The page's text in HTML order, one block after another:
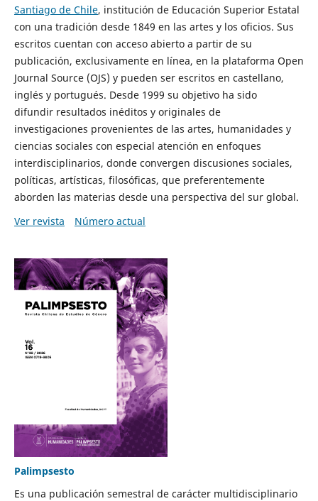
Santiago de Chile, institución de Educación Superior Estatal
con una tradición desde 1849 en las artes y los oficios. Sus
escritos cuentan con acceso abierto a partir de su
publicación, exclusivamente en línea, en la plataforma Open
Journal Source (OJS) y pueden ser escritos en castellano,
inglés y portugués. Desde 1999 su objetivo ha sido
difundir resultados inéditos y originales de
investigaciones provenientes de las artes, humanidades y
ciencias sociales con especial atención en enfoques
interdisciplinarios, donde convergen discusiones sociales,
políticas, artísticas, filosóficas, que preferentemente
aborden las materias desde una perspectiva del sur global.
Ver revista
Número actual
Palimpsesto
Es una publicación semestral de carácter multidisciplinario